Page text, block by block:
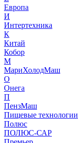
Европа
И
Интертехника
К
Китай
Кобор
М
МариХолодМаш
О
Онега
П
ПензМаш
Пищевые технологии
Полюс
ПОЛЮС-САР